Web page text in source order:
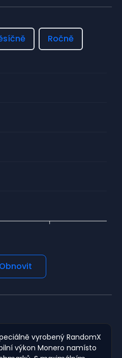
Ročně
Obnovit
vyrobený RandomX
výkon Monero namísto